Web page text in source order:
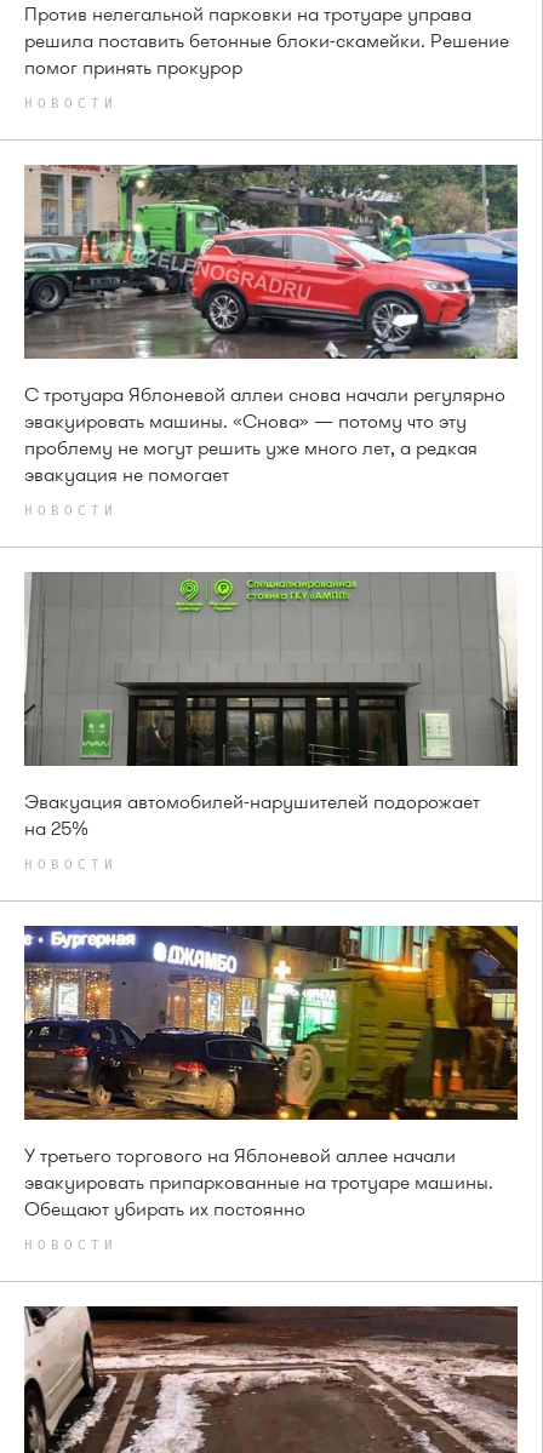
Против нелегальной парковки на тротуаре управа
решила поставить бетонные блоки-скамейки. Решение
помог принять прокурор
НОВОСТИ
С тротуара Яблоневой аллеи снова начали регулярно
эвакуировать машины. «Снова» — потому что эту
проблему не могут решить уже много лет, а редкая
эвакуация не помогает
НОВОСТИ
Эвакуация автомобилей-нарушителей подорожает
на 25%
НОВОСТИ
У третьего торгового на Яблоневой аллее начали
эвакуировать припаркованные на тротуаре машины.
Обещают убирать их постоянно
НОВОСТИ